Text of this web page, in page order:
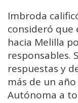
Imbroda
consideró que
hacia Melilla
responsables.
respuestas y
más de un
Autónoma a